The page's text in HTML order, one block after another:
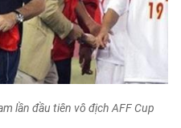
lần đầu tiên vô địch AFF Cup